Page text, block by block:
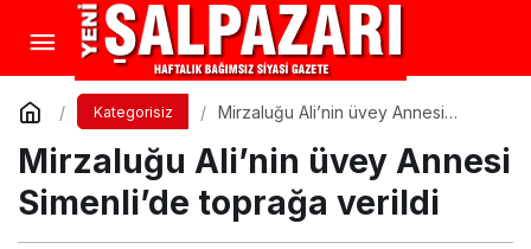
Kategorisiz
Mirzaluğu Ali’nin üvey Annesi
Mirzaluğu Ali’nin üvey Annesi
Simenli’de toprağa verildi